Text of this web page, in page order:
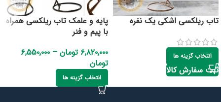
تاب ریلکسی اشکی یک نفره
انتخاب گزینه ها
ثبت سفارش کالا
پایه و علمک تاب ریلکسی همراه
با پیم و فنر
۶,۸۲۰,۰۰۰ تومان – ۶,۵۵۰,۰۰۰
تومان
انتخاب گزینه ها